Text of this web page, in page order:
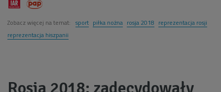
Zobacz więcej na temat: sport piłka nożna rosja 2018 reprezentacja rosji
reprezentacja hiszpanii